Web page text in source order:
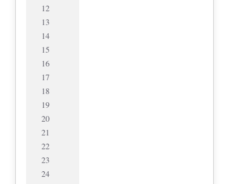
12
13
14
15
16
17
18
19
20
21
22
23
24